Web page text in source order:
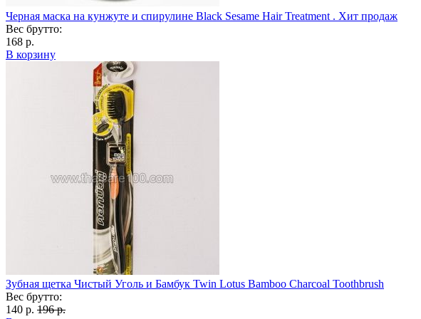
Черная маска на кунжуте и спирулине Black Sesame Hair Treatment . Хит продаж
Вес брутто:
168 р.
В корзину
Зубная щетка Чистый Уголь и Бамбук Twin Lotus Bamboo Charcoal Toothbrush
Вес брутто:
140 р. 196 р.